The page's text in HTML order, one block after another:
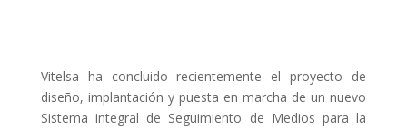
Vitelsa ha concluido recientemente el proyecto de
diseño, implantación y puesta en marcha de un nuevo
Sistema integral de Seguimiento de Medios para la